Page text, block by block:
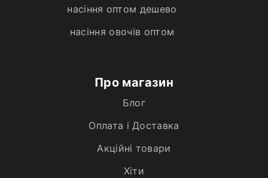
насіння оптом дешево
насіння овочів оптом
Про магазин
Блог
Оплата і Доставка
Акційні товари
Хiти